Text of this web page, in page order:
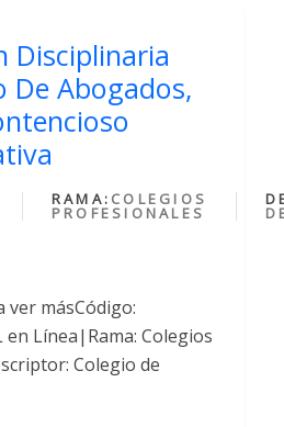
Disciplinaria
De Abogados,
RAMA: COLEGIOS
PROFESIONALES
ver másCódigo:
en Línea|Rama: Colegios
Colegio de